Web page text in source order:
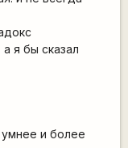
я бы сказал
и более